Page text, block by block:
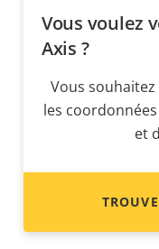
Vous voulez
Axis ?
Vous
les
et